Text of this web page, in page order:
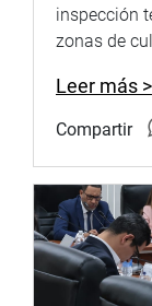
inspección
zonas de
Leer más >
Compartir